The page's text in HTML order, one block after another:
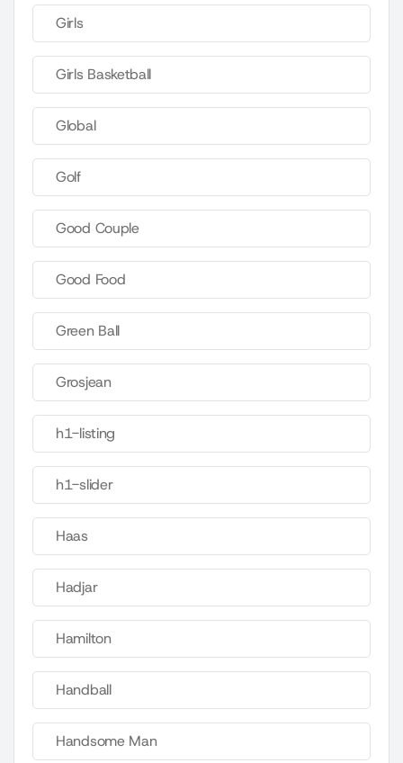
Girls
Girls Basketball
Global
Golf
Good Couple
Good Food
Green Ball
Grosjean
h1-listing
h1-slider
Haas
Hadjar
Hamilton
Handball
Handsome Man